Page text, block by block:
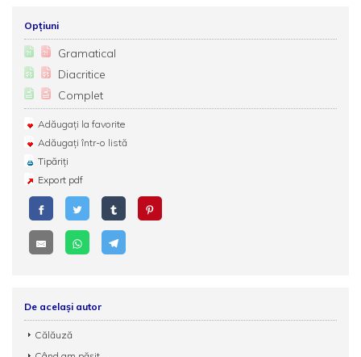
Opțiuni
Gramatical
Diacritice
Complet
Adăugați la favorite
Adăugați într-o listă
Tipăriți
Export pdf
De același autor
Călăuză